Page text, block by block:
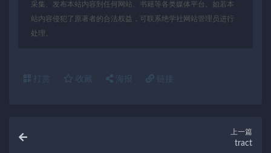
采集、发布本站内容到任何网站、书籍等各类媒体平台。如若本
站内容侵犯了原著者的合法权益，可联系绝学社网站管理员进行
处理。
打赏 收藏 海报 链接
上一篇
tract